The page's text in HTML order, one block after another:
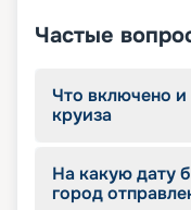
внимание
сервиса,
Исследуйте
лайнера,
отзывы,
характеристики
Частые
Что включено
круиза
На какую дату
город